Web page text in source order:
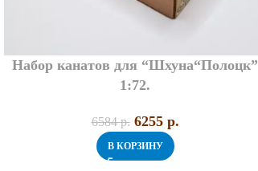
Набор канатов для “Шхуна“Полоцк”
1:72.
6584p. 6255 p.
В КОРЗИНУ